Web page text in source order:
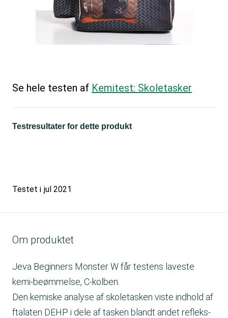
Se hele testen af Kemitest: Skoletasker
Testresultater for dette produkt
Testet i jul 2021
Om produktet
Jeva Beginners Monster W får testens laveste
kemi-beømmelse, C-kolben.
Den kemiske analyse af skoletasken viste indhold af
ftalaten DEHP i dele af tasken blandt andet refleks-